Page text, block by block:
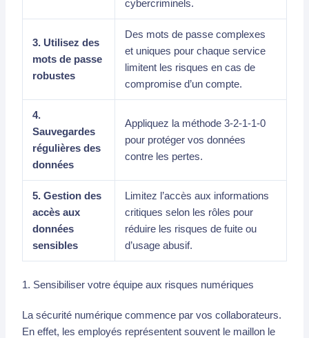
cybercriminels.
3. Utilisez des
mots de passe
robustes
Des mots de passe complexes
et uniques pour chaque service
limitent les risques en cas de
compromise d’un compte.
4.
Sauvegardes
régulières des
données
Appliquez la méthode 3-2-1-1-0
pour protéger vos données
contre les pertes.
5. Gestion des
accès aux
données
sensibles
Limitez l’accès aux informations
critiques selon les rôles pour
réduire les risques de fuite ou
d’usage abusif.
1. Sensibiliser votre équipe aux risques numériques
La sécurité numérique commence par vos collaborateurs.
En effet, les employés représentent souvent le maillon le